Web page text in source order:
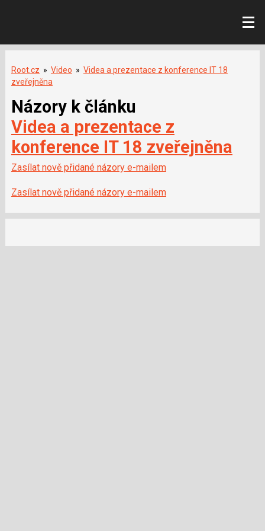
Root.cz » Video » Videa a prezentace z konference IT 18
zveřejněna
Názory k článku
Videa a prezentace z
konference IT 18 zveřejněna
Zasílat nově přidané názory e-mailem
Zasílat nově přidané názory e-mailem